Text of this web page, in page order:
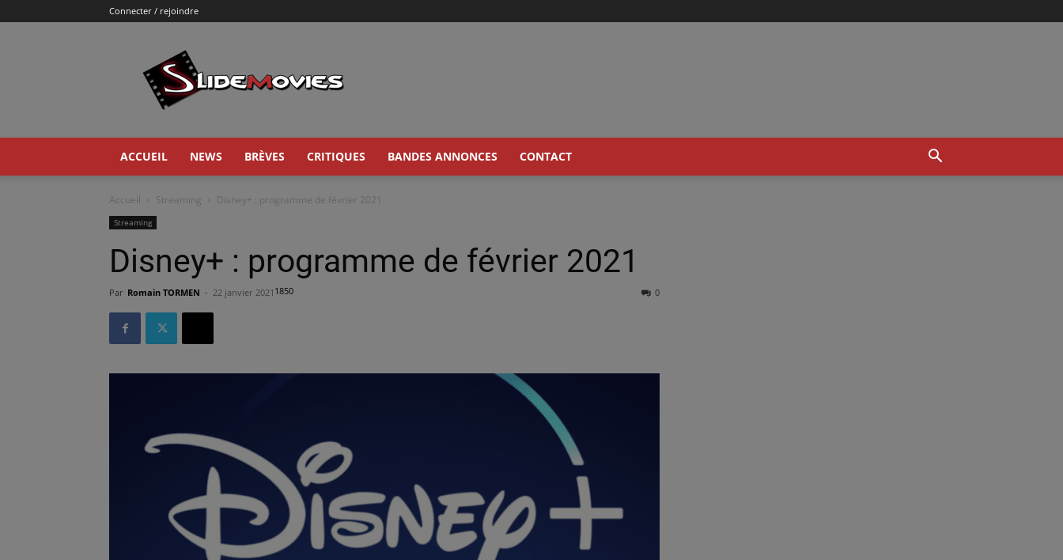
Connecter / rejoindre
ACCUEIL NEWS BRÈVES CRITIQUES BANDES ANNONCES CONTACT
Accueil Streaming Disney+ : programme de février 2021
Streaming
Disney+ : programme de février 2021
Par Romain TORMEN - 22 janvier 2021 0
1850